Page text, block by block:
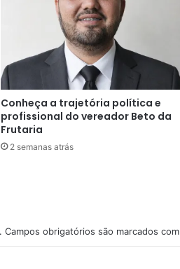
Conheça a trajetória política e
profissional do vereador Beto da
Frutaria
2 semanas atrás
Campos obrigatórios são marcados com